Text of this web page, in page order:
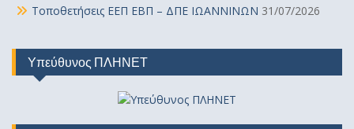
Τοποθετήσεις ΕΕΠ ΕΒΠ – ΔΠΕ ΙΩΑΝΝΙΝΩΝ 31/07/2026
Υπεύθυνος ΠΛΗΝΕΤ